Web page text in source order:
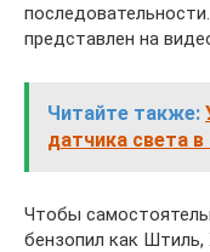
представлен на
Читайте также:
датчика света
Чтобы
бензопил как Штиль,